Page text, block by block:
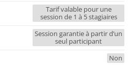
Tarif valable pour une
session de 1 à 5 stagiaires
Session garantie à partir d’un
seul participant
Non